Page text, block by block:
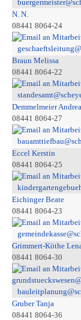
N. N.
08441 8064-24
Braun Melissa
08441 8064-22
Demmelmeier
08441 8064-27
Eccel Kerstin
08441 8064-25
Eichinger Beate
08441 8064-23
Grimmert-Köthe
08441 8064-30
Gruber Tanja
08441 8064-36